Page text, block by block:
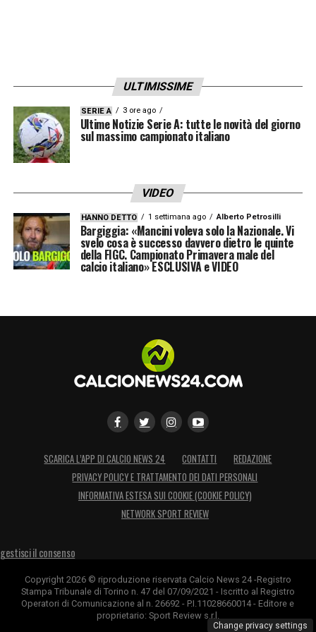
club riconosciuto come Ente Morale, i nostri
tesserati si sentono i custodi di un
patrimonio etico che va oltre l’aspetto
sportivo».
LA PLAYLIST DELLE NOSTRE TOP NEWS
ULTIMISSIME
SERIE A 3 ore ago
Ultime Notizie Serie A: tutte le novità del giorno
sul massimo campionato italiano
VIDEO
HANNO DETTO 1 settimana ago Alberto Petrosilli
Bargiggia: «Mancini voleva solo la Nazionale. Vi
svelo cosa è successo davvero dietro le quinte
della FIGC. Campionato Primavera male del
calcio italiano» ESCLUSIVA e VIDEO
SCARICA L’APP DI CALCIO NEWS 24 CONTATTI
REDAZIONE
PRIVACY POLICY E TRATTAMENTO DEI DATI PERSONALI
INFORMATIVA ESTESA SUI COOKIE (COOKIE POLICY)
NETWORK SPORT REVIEW
gestisci il consenso
Copyright 2026 © riproduzione riservata Calcio News 24 -Registro
Stampa Tribunale di Torino n. 47 del 07/09/2021 - Iscritto al Registro
Operatori di Comunicazione al n. 26692 - P.I.11028660014 - Editore e
proprietario: Sport Review s.r.l.
Change privacy settings